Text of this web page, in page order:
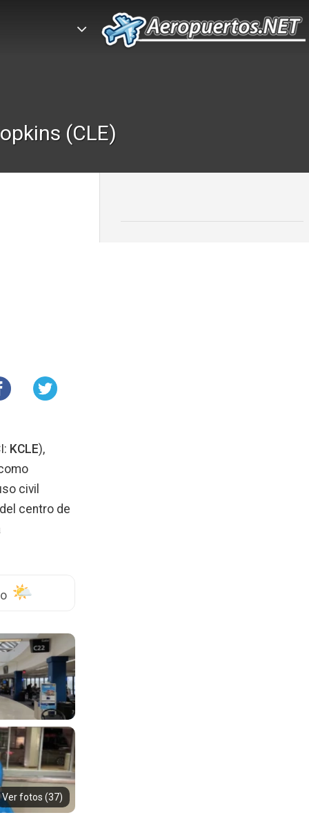
(CLE)
KCLE),
civil
centro de
Ver fotos (37)